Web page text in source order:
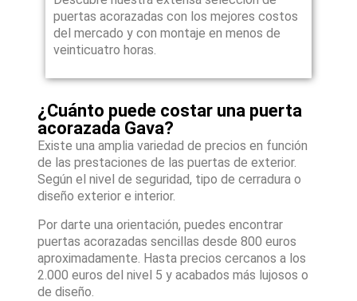
puertas acorazadas con los mejores costos
del mercado y con montaje en menos de
veinticuatro horas.
¿Cuánto puede costar una puerta
acorazada Gava?
Existe una amplia variedad de precios en función
de las prestaciones de las puertas de exterior.
Según el nivel de seguridad, tipo de cerradura o
diseño exterior e interior.
Por darte una orientación, puedes encontrar
puertas acorazadas sencillas desde 800 euros
aproximadamente. Hasta precios cercanos a los
2.000 euros del nivel 5 y acabados más lujosos o
de diseño.